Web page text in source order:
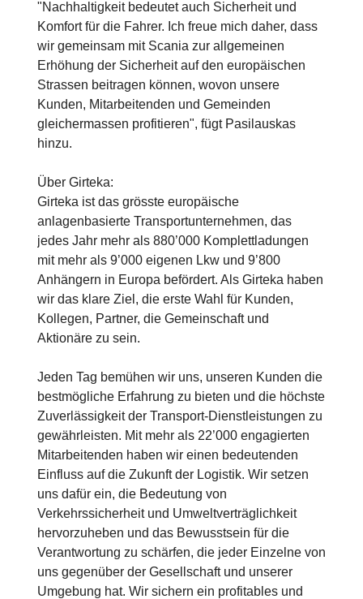
"Nachhaltigkeit bedeutet auch Sicherheit und
Komfort für die Fahrer. Ich freue mich daher, dass
wir gemeinsam mit Scania zur allgemeinen
Erhöhung der Sicherheit auf den europäischen
Strassen beitragen können, wovon unsere
Kunden, Mitarbeitenden und Gemeinden
gleichermassen profitieren", fügt Pasilauskas
hinzu.
Über Girteka:
Girteka ist das grösste europäische
anlagenbasierte Transportunternehmen, das
jedes Jahr mehr als 880’000 Komplettladungen
mit mehr als 9’000 eigenen Lkw und 9’800
Anhängern in Europa befördert. Als Girteka haben
wir das klare Ziel, die erste Wahl für Kunden,
Kollegen, Partner, die Gemeinschaft und
Aktionäre zu sein.
Jeden Tag bemühen wir uns, unseren Kunden die
bestmögliche Erfahrung zu bieten und die höchste
Zuverlässigkeit der Transport-Dienstleistungen zu
gewährleisten. Mit mehr als 22’000 engagierten
Mitarbeitenden haben wir einen bedeutenden
Einfluss auf die Zukunft der Logistik. Wir setzen
uns dafür ein, die Bedeutung von
Verkehrssicherheit und Umweltverträglichkeit
hervorzuheben und das Bewusstsein für die
Verantwortung zu schärfen, die jeder Einzelne von
uns gegenüber der Gesellschaft und unserer
Umgebung hat. Wir sichern ein profitables und